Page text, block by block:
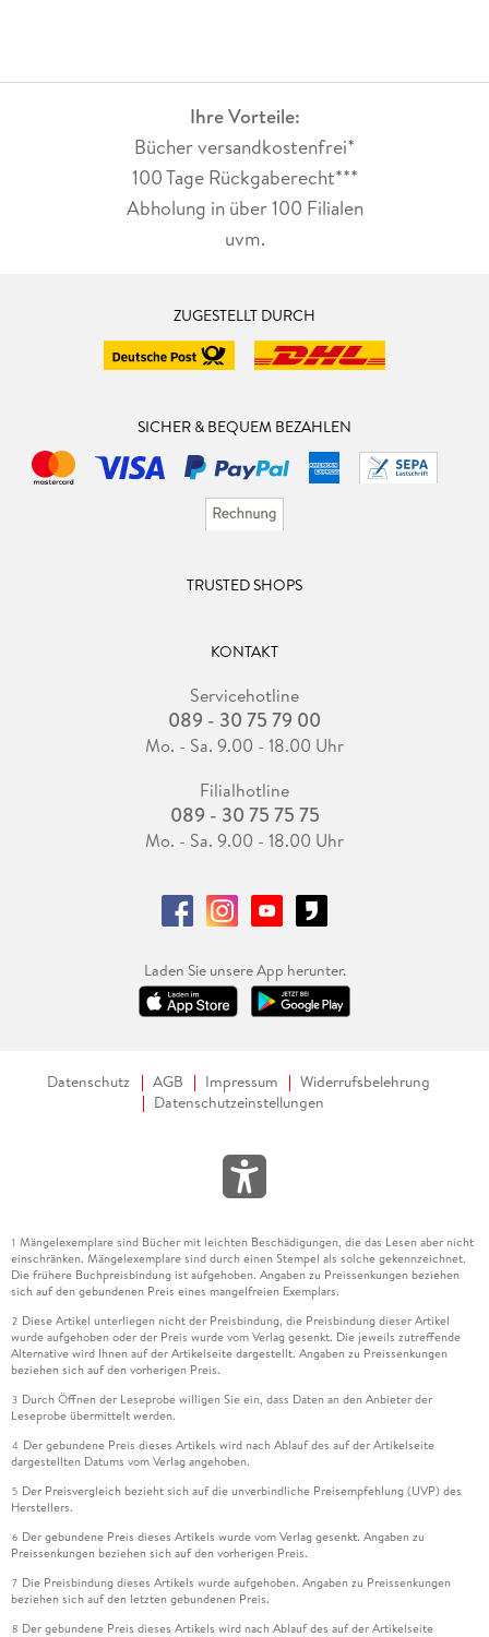
Ihre Vorteile:
Bücher versandkostenfrei*
100 Tage Rückgaberecht***
Abholung in über 100 Filialen
uvm.
ZUGESTELLT DURCH
SICHER & BEQUEM BEZAHLEN
TRUSTED SHOPS
KONTAKT
Servicehotline
089 - 30 75 79 00
Mo. - Sa. 9.00 - 18.00 Uhr
Filialhotline
089 - 30 75 75 75
Mo. - Sa. 9.00 - 18.00 Uhr
Laden Sie unsere App herunter.
Datenschutz AGB Impressum
Widerrufsbelehrung
Datenschutzeinstellungen
1 Mängelexemplare sind Bücher mit leichten Beschädigungen, die das Lesen aber nicht
einschränken. Mängelexemplare sind durch einen Stempel als solche gekennzeichnet.
Die frühere Buchpreisbindung ist aufgehoben. Angaben zu Preissenkungen beziehen
sich auf den gebundenen Preis eines mangelfreien Exemplars.
2 Diese Artikel unterliegen nicht der Preisbindung, die Preisbindung dieser Artikel
wurde aufgehoben oder der Preis wurde vom Verlag gesenkt. Die jeweils zutreffende
Alternative wird Ihnen auf der Artikelseite dargestellt. Angaben zu Preissenkungen
beziehen sich auf den vorherigen Preis.
3 Durch Öffnen der Leseprobe willigen Sie ein, dass Daten an den Anbieter der
Leseprobe übermittelt werden.
4 Der gebundene Preis dieses Artikels wird nach Ablauf des auf der Artikelseite
dargestellten Datums vom Verlag angehoben.
5 Der Preisvergleich bezieht sich auf die unverbindliche Preisempfehlung (UVP) des
Herstellers.
6 Der gebundene Preis dieses Artikels wurde vom Verlag gesenkt. Angaben zu
Preissenkungen beziehen sich auf den vorherigen Preis.
7 Die Preisbindung dieses Artikels wurde aufgehoben. Angaben zu Preissenkungen
beziehen sich auf den letzten gebundenen Preis.
8 Der gebundene Preis dieses Artikels wird nach Ablauf des auf der Artikelseite